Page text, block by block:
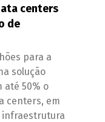
centers
de
para a
solução
até 50% o
centers, em
infraestrutura